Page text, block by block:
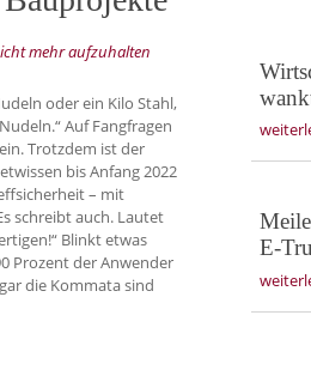
mehr aufzuhalten
oder ein Kilo Stahl,
Auf Fangfragen
Trotzdem ist der
bis Anfang 2022
– mit
schreibt auch. Lautet
Blinkt etwas
Prozent der Anwender
die Kommata sind
E-